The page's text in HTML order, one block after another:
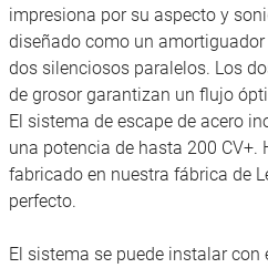
impresiona por su aspecto y
diseñado como un
dos silenciosos paralelos. Los
de grosor garantizan un flujo
El sistema de escape de acero
una potencia de hasta 200 CV+.
fabricado en nuestra fábrica de
perfecto.
El sistema se puede instalar con